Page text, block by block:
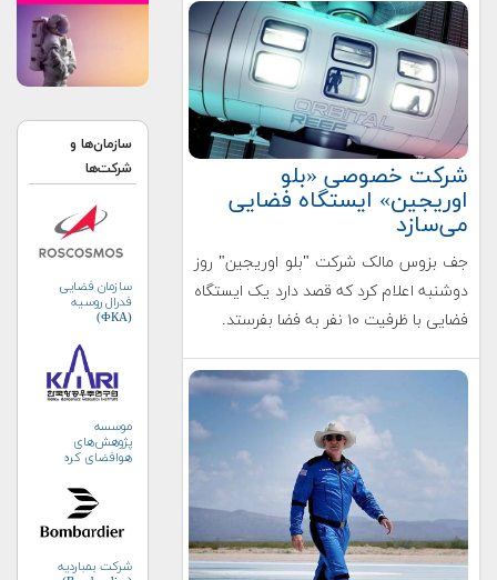
شرکت خصوصی «بلو
اوریجین» ایستگاه فضایی
می‌سازد
جف بزوس مالک شرکت "بلو اوریجین" روز
دوشنبه اعلام کرد که قصد دارد یک ایستگاه
فضایی با ظرفیت ۱۰ نفر به فضا بفرستد.
سازمان‌ها و
شرکت‌ها
سازمان فضایی
فدرال روسیه
(ФКА)
موسسه
پژوهش‌های
هوافضای کره
شرکت بمباردیه